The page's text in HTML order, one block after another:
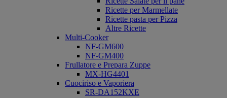
Ricette per Marmellate
Ricette pasta per Pizza
Altre Ricette
Multi-Cooker
NF-GM600
NF-GM400
Frullatore e Prepara Zuppe
MX-HG4401
Cuociriso e Vaporiera
SR-DA152KXE